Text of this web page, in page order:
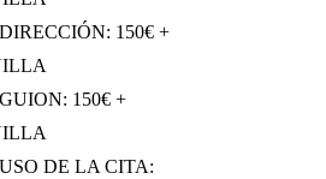
150€ +
150€ +
DE LA CITA: